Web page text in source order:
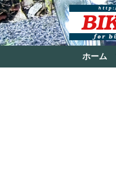
ホーム